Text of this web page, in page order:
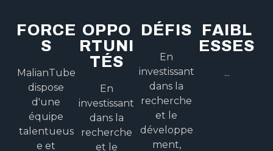
FORCE
S
MalianTube
dispose
d'une
équipe
talentueus
e et
OPPO
RTUNI
TÉS
En
investissant
dans la
recherche
et le
DÉFIS
En
investissant
dans la
recherche
et le
développe
ment,
FAIBL
ESSES
...